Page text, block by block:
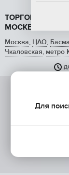
ТОРГОВАЯ
МОСКВЕ,
Москва, ЦАО,
Чкаловская, метро
Для